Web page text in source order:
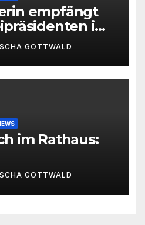
empfängt
im
GOTTWALD
im Rathaus:
der
in Lünen
GOTTWALD